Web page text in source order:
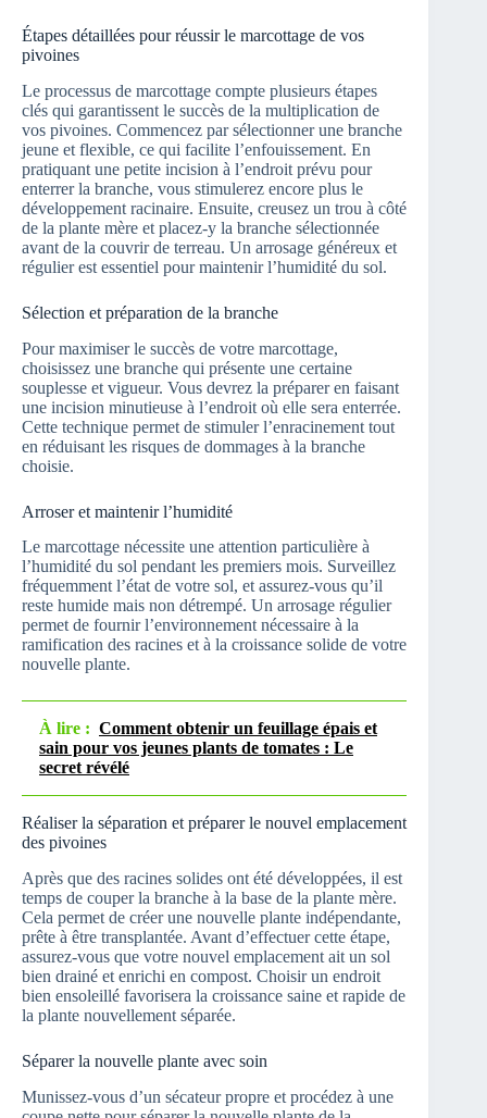
Étapes détaillées pour réussir le marcottage de vos
pivoines
Le processus de marcottage compte plusieurs étapes
clés qui garantissent le succès de la multiplication de
vos pivoines. Commencez par sélectionner une branche
jeune et flexible, ce qui facilite l’enfouissement. En
pratiquant une petite incision à l’endroit prévu pour
enterrer la branche, vous stimulerez encore plus le
développement racinaire. Ensuite, creusez un trou à côté
de la plante mère et placez-y la branche sélectionnée
avant de la couvrir de terreau. Un arrosage généreux et
régulier est essentiel pour maintenir l’humidité du sol.
Sélection et préparation de la branche
Pour maximiser le succès de votre marcottage,
choisissez une branche qui présente une certaine
souplesse et vigueur. Vous devrez la préparer en faisant
une incision minutieuse à l’endroit où elle sera enterrée.
Cette technique permet de stimuler l’enracinement tout
en réduisant les risques de dommages à la branche
choisie.
Arroser et maintenir l’humidité
Le marcottage nécessite une attention particulière à
l’humidité du sol pendant les premiers mois. Surveillez
fréquemment l’état de votre sol, et assurez-vous qu’il
reste humide mais non détrempé. Un arrosage régulier
permet de fournir l’environnement nécessaire à la
ramification des racines et à la croissance solide de votre
nouvelle plante.
À lire : Comment obtenir un feuillage épais et
sain pour vos jeunes plants de tomates : Le
secret révélé
Réaliser la séparation et préparer le nouvel emplacement
des pivoines
Après que des racines solides ont été développées, il est
temps de couper la branche à la base de la plante mère.
Cela permet de créer une nouvelle plante indépendante,
prête à être transplantée. Avant d’effectuer cette étape,
assurez-vous que votre nouvel emplacement ait un sol
bien drainé et enrichi en compost. Choisir un endroit
bien ensoleillé favorisera la croissance saine et rapide de
la plante nouvellement séparée.
Séparer la nouvelle plante avec soin
Munissez-vous d’un sécateur propre et procédez à une